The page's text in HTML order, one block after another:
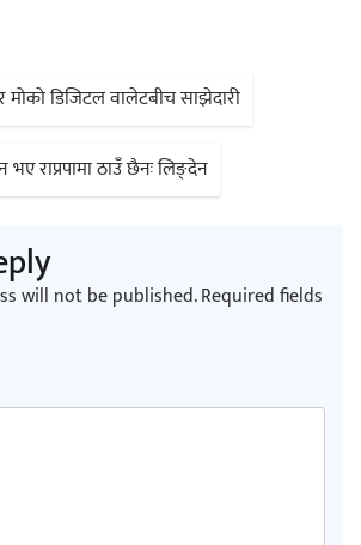
चलचित्र ‘माया भनेकै यस्तो होला’को शीर्ष गीत
डिजिटल वालेटबीच साझेदारी
भए राप्रपामा ठाउँ छैनः लिङ्देन
will not be published.Required fields